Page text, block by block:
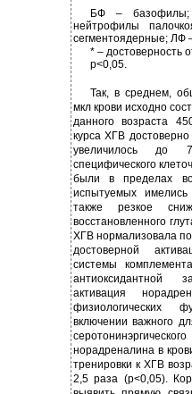
БФ –
нейтрофилы
сегментоядерные;
* – достоверность
р<0,05.
Так, в среднем,
мкл крови исходно
данного возраста
курса ХГВ
увеличилось до
специфического
были в пределах
испытуемых
также резкое
восстановленного
ХГВ нормализовала
достоверной
системы
антиоксидантной
активация
физиологических
включении важного
норадреналина в
тренировки к ХГВ
2,5 раза (р<0,05).